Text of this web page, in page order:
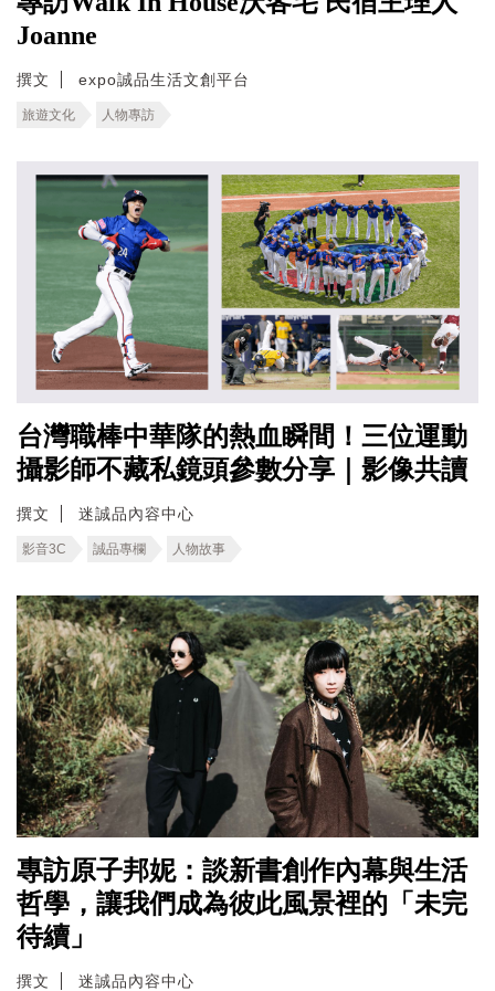
Joanne
撰文 expo誠品生活文創平台
旅遊文化 人物專訪
台灣職棒中華隊的熱血瞬間！三位運動
攝影師不藏私鏡頭參數分享｜影像共讀
撰文 迷誠品內容中心
影音3C 誠品專欄 人物故事
專訪原子邦妮：談新書創作內幕與生活
哲學，讓我們成為彼此風景裡的「未完
待續」
撰文 迷誠品內容中心